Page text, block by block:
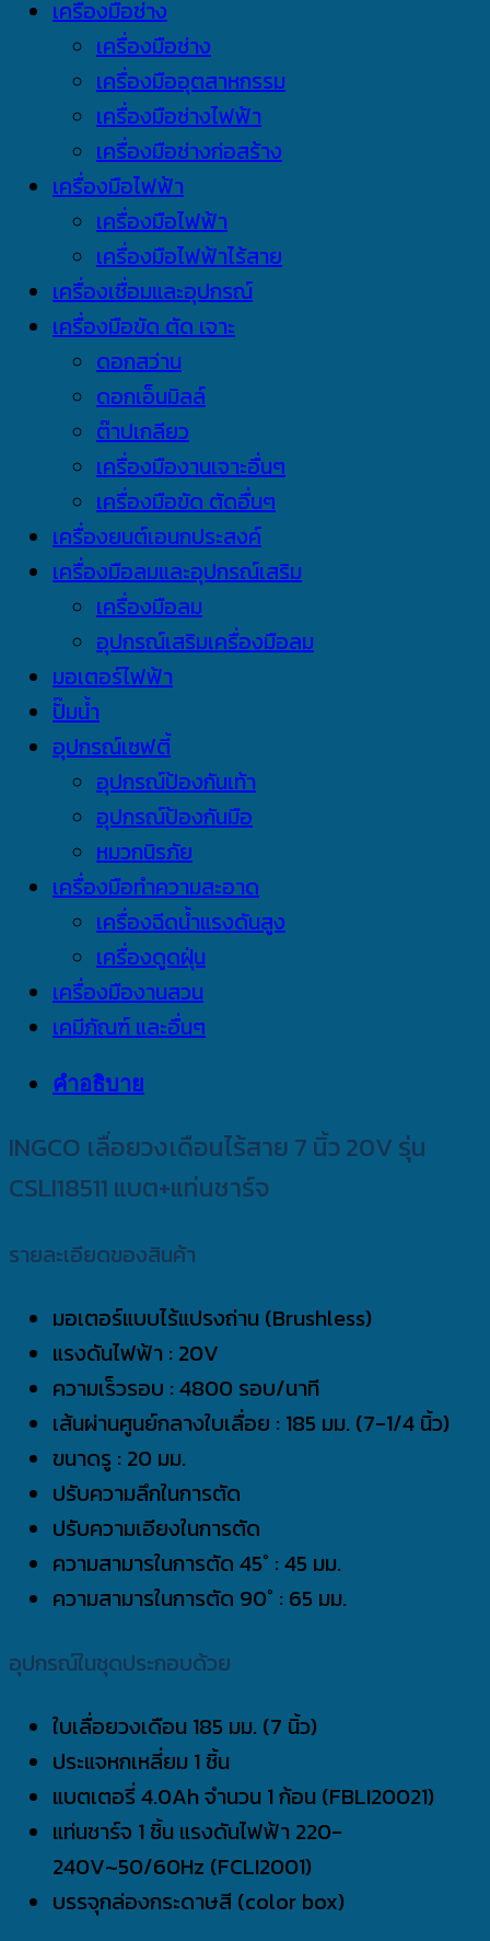
เครื่องมือช่าง
เครื่องมือช่าง
เครื่องมืออุตสาหกรรม
เครื่องมือช่างไฟฟ้า
เครื่องมือช่างก่อสร้าง
เครื่องมือไฟฟ้า
เครื่องมือไฟฟ้า
เครื่องมือไฟฟ้าไร้สาย
เครื่องเชื่อมและอุปกรณ์
เครื่องมือขัด ตัด เจาะ
ดอกสว่าน
ดอกเอ็นมิลล์
ต๊าปเกลียว
เครื่องมืองานเจาะอื่นๆ
เครื่องมือขัด ตัดอื่นๆ
เครื่องยนต์เอนกประสงค์
เครื่องมือลมและอุปกรณ์เสริม
เครื่องมือลม
อุปกรณ์เสริมเครื่องมือลม
มอเตอร์ไฟฟ้า
ปั๊มน้ำ
อุปกรณ์เซฟตี้
อุปกรณ์ป้องกันเท้า
อุปกรณ์ป้องกันมือ
หมวกนิรภัย
เครื่องมือทำความสะอาด
เครื่องฉีดน้ำแรงดันสูง
เครื่องดูดฝุ่น
เครื่องมืองานสวน
เคมีภัณฑ์ และอื่นๆ
คำอธิบาย
INGCO เลื่อยวงเดือนไร้สาย 7 นิ้ว 20V รุ่น
CSLI18511 แบต+แท่นชาร์จ
รายละเอียดของสินค้า
มอเตอร์แบบไร้แปรงถ่าน (Brushless)
แรงดันไฟฟ้า : 20V
ความเร็วรอบ : 4800 รอบ/นาที
เส้นผ่านศูนย์กลางใบเลื่อย : 185 มม. (7-1/4 นิ้ว)
ขนาดรู : 20 มม.
ปรับความลึกในการตัด
ปรับความเอียงในการตัด
ความสามารในการตัด 45° : 45 มม.
ความสามารในการตัด 90° : 65 มม.
อุปกรณ์ในชุดประกอบด้วย
ใบเลื่อยวงเดือน 185 มม. (7 นิ้ว)
ประแจหกเหลี่ยม 1 ชิ้น
แบตเตอรี่ 4.0Ah จำนวน 1 ก้อน (FBLI20021)
แท่นชาร์จ 1 ชิ้น แรงดันไฟฟ้า 220-
240V~50/60Hz (FCLI2001)
บรรจุกล่องกระดาษสี (color box)